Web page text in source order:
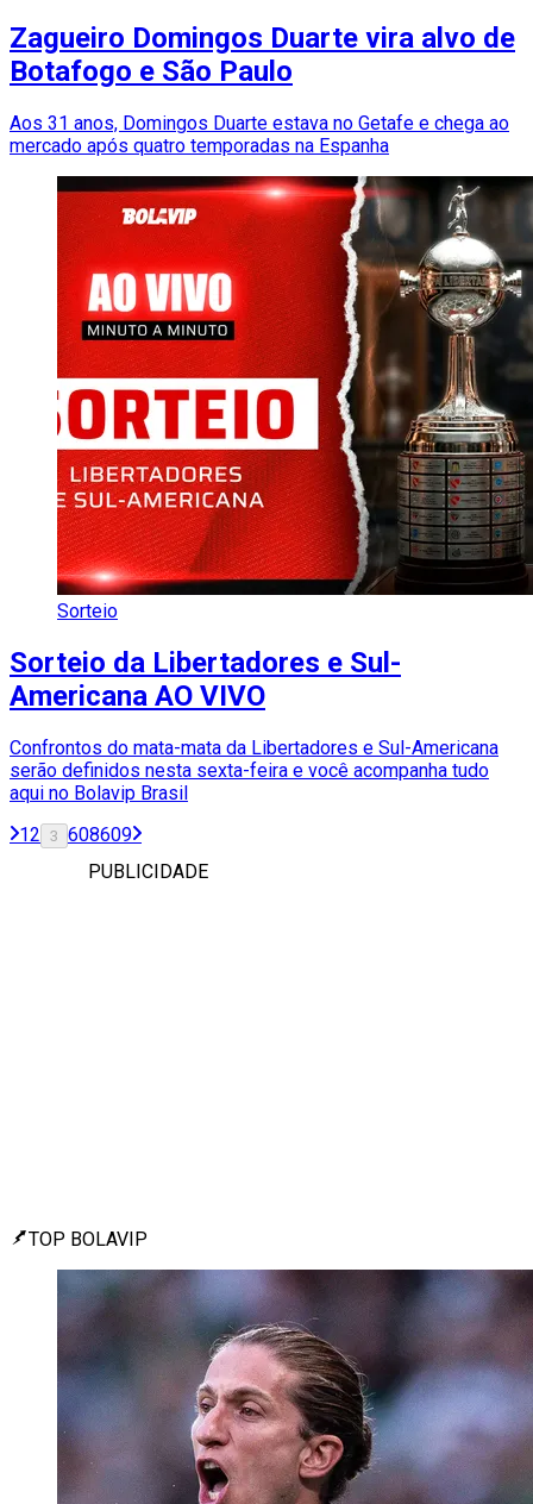
Zagueiro Domingos Duarte vira alvo de
Botafogo e São Paulo
Aos 31 anos, Domingos Duarte estava no Getafe e chega ao
mercado após quatro temporadas na Espanha
Sorteio
Sorteio da Libertadores e Sul-
Americana AO VIVO
Confrontos do mata-mata da Libertadores e Sul-Americana
serão definidos nesta sexta-feira e você acompanha tudo
aqui no Bolavip Brasil
12 3 608609
PUBLICIDADE
TOP BOLAVIP